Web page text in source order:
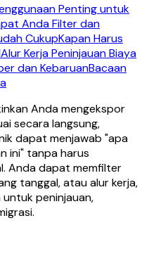
Penting untuk
Anda Filter dan
CukupKapan Harus
Alur Kerja Peninjauan Biaya
dan KebaruanBacaan
Anda mengekspor
secara langsung,
dapat menjawab "apa
ini" tanpa harus
Anda dapat memfilter
tanggal, atau alur kerja,
peninjauan,